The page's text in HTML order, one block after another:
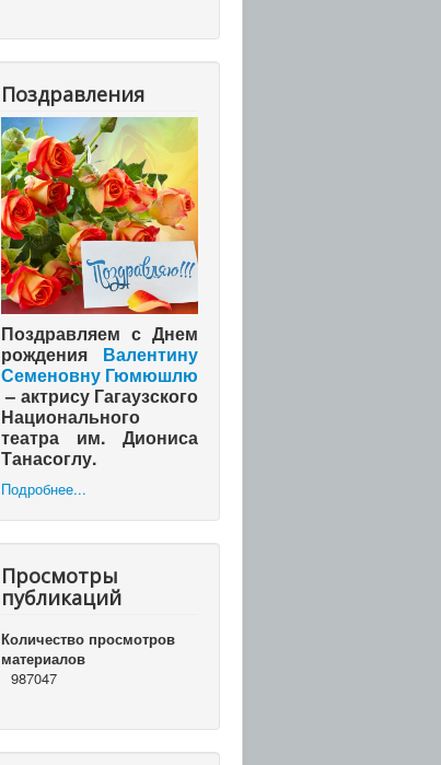
Поздравления
Поздравляем с Днем
рождения Валентину
Семеновну Гюмюшлю
– актрису Гагаузского
Национального
театра им. Диониса
Танасоглу.
Подробнее...
Просмотры
публикаций
Количество просмотров
материалов
987047